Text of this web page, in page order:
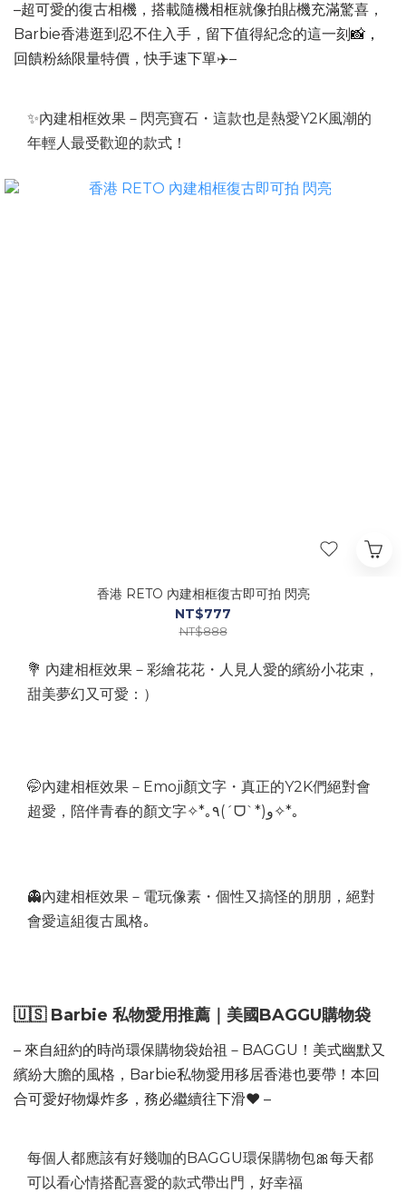
–超可愛的復古相機，搭載隨機相框就像拍貼機充滿驚喜，
Barbie香港逛到忍不住入手， 留下值得紀念的這一刻 📸，
回饋粉絲限量特價，快手速下單✈️–
✨內建相框效果－閃亮寶石・這款也是熱愛Y2K風潮的
年輕人最受歡迎的款式 ！
香港 RETO 內建相框復古即可拍 閃亮
NT$777
NT$888
💐 內建相框效果－彩繪花花・人見人愛的繽紛小花束，
甜美夢幻又可愛：）
🤭內建相框效果－Emoji顏文字・真正的Y2K們絕對會
超愛，陪伴青春的顏文字✧*｡٩(ˊᗜˋ*)و✧*｡
👻內建相框效果－電玩像素・個性又搞怪的朋朋，絕對
會愛這組復古風格｡
🇺🇸 Barbie 私物愛用推薦｜美國BAGGU購物袋
– 來自紐約的時尚環保購物袋始祖－BAGGU！美式幽默又
繽紛大膽的風格，Barbie私物愛用移居香港也要帶！本回
合可愛好物爆炸多，務必繼續往下滑❤️ –
每個人都應該有好幾咖的BAGGU環保購物包🎀每天都
可以看心情搭配喜愛的款式帶出門，好幸福